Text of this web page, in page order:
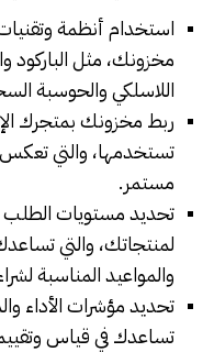
استخدام أنظمة
مخزونك، مثل الباركود
اللاسلكي والحوسبة
ربط مخزونك بمتجرك
تستخدمها، والتي تعكس
مستمر.
تحديد مستويات الطلب
لمنتجاتك، والتي
والمواعيد المناسبة
تحديد مؤشرات الأداء
تساعدك في قياس